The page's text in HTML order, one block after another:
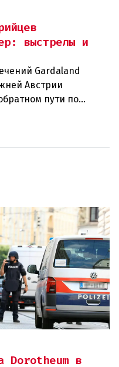
выстрелы и
Gardaland
Австрии
пути по
Венецией их машина
Dorotheum в